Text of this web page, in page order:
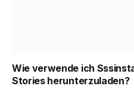
Wie verwende ich
Stories herunterzuladen?